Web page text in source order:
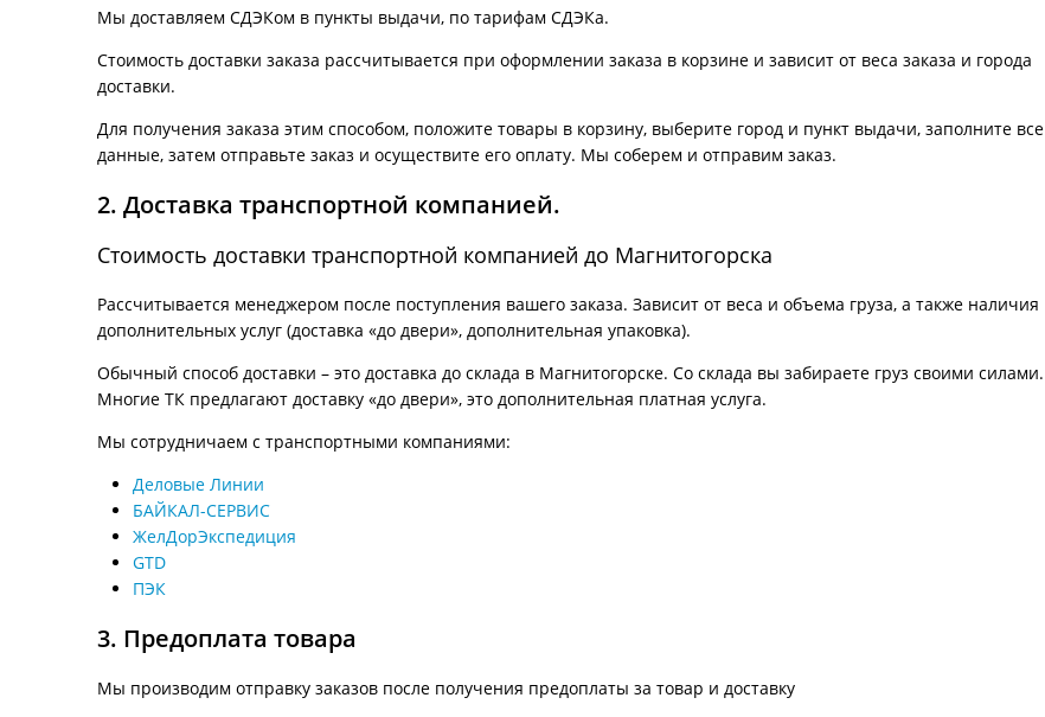
Мы доставляем СДЭКом в пункты выдачи, по тарифам СДЭКа.
Стоимость доставки заказа рассчитывается при оформлении заказа в корзине и зависит от веса заказа и города
доставки.
Для получения заказа этим способом, положите товары в корзину, выберите город и пункт выдачи, заполните все
данные, затем отправьте заказ и осуществите его оплату. Мы соберем и отправим заказ.
2. Доставка транспортной компанией.
Стоимость доставки транспортной компанией до Магнитогорска
Рассчитывается менеджером после поступления вашего заказа. Зависит от веса и объема груза, а также наличия
дополнительных услуг (доставка «до двери», дополнительная упаковка).
Обычный способ доставки – это доставка до склада в Магнитогорске. Со склада вы забираете груз своими силами.
Многие ТК предлагают доставку «до двери», это дополнительная платная услуга.
Мы сотрудничаем с транспортными компаниями:
Деловые Линии
БАЙКАЛ-СЕРВИС
ЖелДорЭкспедиция
GTD
ПЭК
3. Предоплата товара
Мы производим отправку заказов после получения предоплаты за товар и доставку